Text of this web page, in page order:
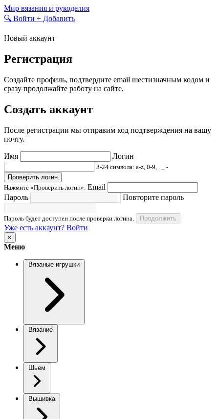
Skip
to
Мир вязания и рукоделия
🔍 Войти + Добавить
Новый аккаунт
Регистрация
Создайте профиль, подтвердите email шестизначным кодом и
сразу продолжайте работу на сайте.
Создать аккаунт
После регистрации мы отправим код подтверждения на вашу
почту.
Имя Логин
3-24 символа: a-z, 0-9, . _ -
Проверить логин
Нажмите «Проверить логин». Email
Пароль
Повторите пароль
Пароль будет доступен после проверки логина. Продолжить
Уже есть аккаунт? Войти
×
Меню
Вязаные игрушки
Вязание
Шьем
Вышивка